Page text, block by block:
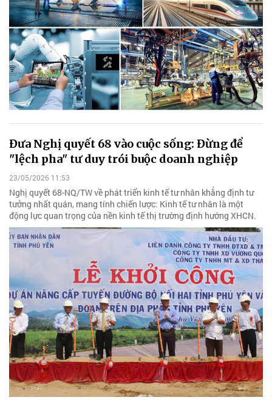
Đưa Nghị quyết 68 vào cuộc sống: Đừng để
"lệch pha" tư duy trói buộc doanh nghiệp
23/05/2026 11:53
Nghị quyết 68-NQ/TW về phát triển kinh tế tư nhân khẳng định tư
tưởng nhất quán, mang tính chiến lược: Kinh tế tư nhân là một
động lực quan trọng của nền kinh tế thị trường định hướng XHCN.